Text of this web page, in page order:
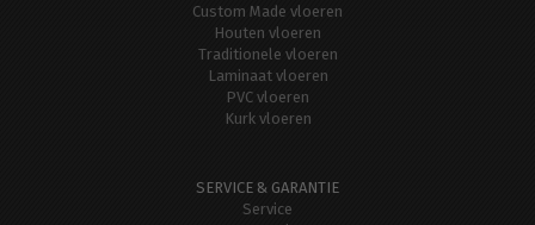
Custom Made vloeren
Houten vloeren
Traditionele vloeren
Laminaat vloeren
PVC vloeren
Kurk vloeren
SERVICE & GARANTIE
Service